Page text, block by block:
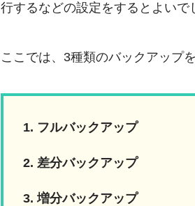
行するなどの設定をするとよいで
ここでは、3種類のバックアップ
フルバックアップ
差分バックアップ
増分バックアップ